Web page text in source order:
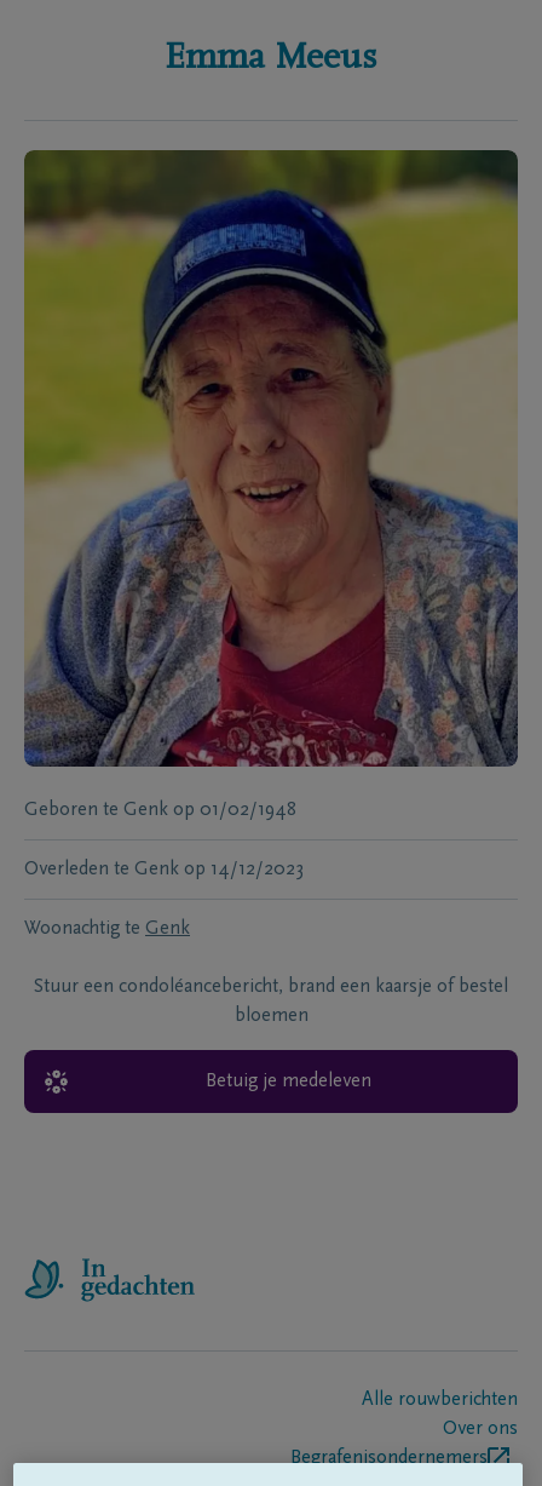
Emma Meeus
Geboren te Genk op 01/02/1948
Overleden te Genk op 14/12/2023
Woonachtig te Genk
Stuur een condoléancebericht, brand een kaarsje of bestel
bloemen
Betuig je medeleven
Alle rouwberichten
Over ons
Begrafenisondernemers